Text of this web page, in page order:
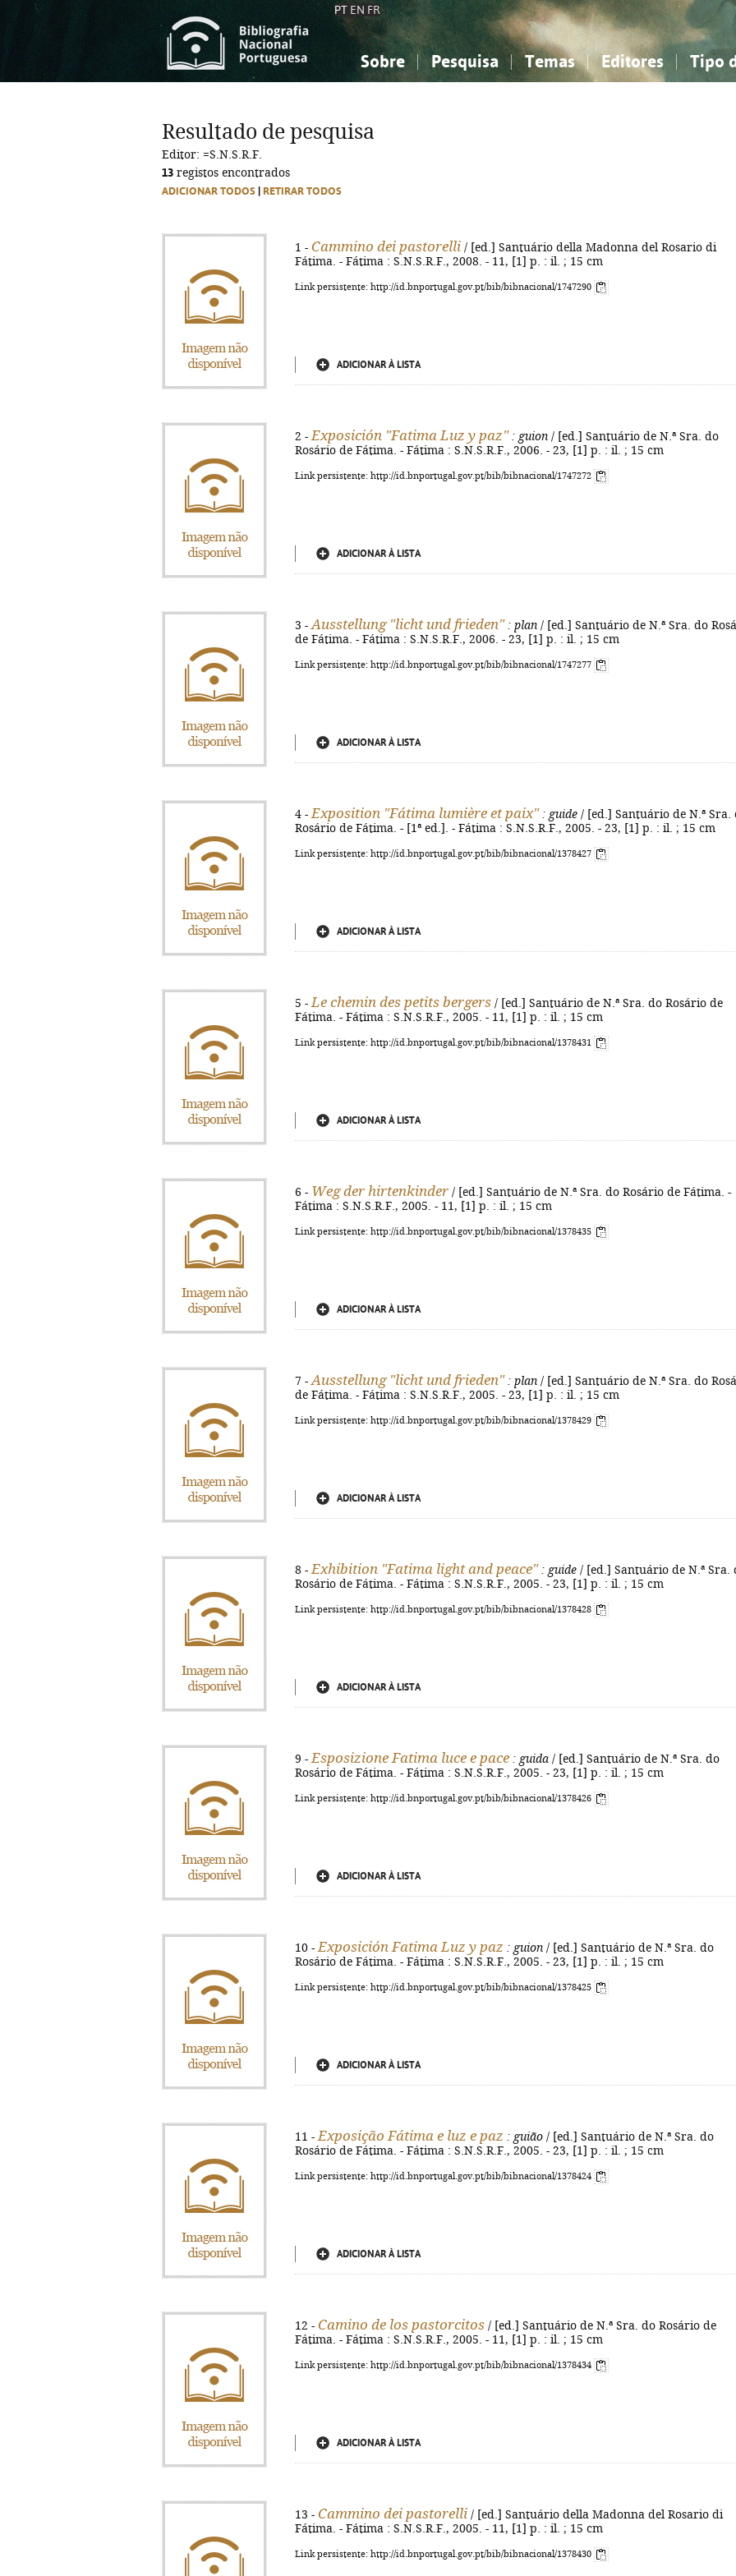
PT EN FR
Sobre Pesquisa Temas
Ciências sociais...
Editores Tipo
Ciências sociais...
Resultado de pesquisa
Editor: =S.N.S.R.F.
13 registos encontrados
ADICIONAR TODOS RETIRAR TODOS
1 - Cammino dei pastorelli / [ed.] Santuário della Madonna del Rosario di
Fátima. - Fátima : S.N.S.R.F., 2008. - 11, [1] p. : il. ; 15 cm
Link persistente: http://id.bnportugal.gov.pt/bib/bibnacional/1747290
ADICIONAR À LISTA
2 - Exposición "Fatima Luz y paz" : guion / [ed.] Santuário de N.ª Sra. do
Rosário de Fátima. - Fátima : S.N.S.R.F., 2006. - 23, [1] p. : il. ; 15 cm
Link persistente: http://id.bnportugal.gov.pt/bib/bibnacional/1747272
ADICIONAR À LISTA
3 - Ausstellung "licht und frieden" : plan / [ed.] Santuário de N.ª Sra. do
de Fátima. - Fátima : S.N.S.R.F., 2006. - 23, [1] p. : il. ; 15 cm
Link persistente: http://id.bnportugal.gov.pt/bib/bibnacional/1747277
ADICIONAR À LISTA
4 - Exposition "Fátima lumière et paix" : guide / [ed.] Santuário de N.ª Sra.
Rosário de Fátima. - [1ª ed.]. - Fátima : S.N.S.R.F., 2005. - 23, [1] p. : il. ; 15 cm
Link persistente: http://id.bnportugal.gov.pt/bib/bibnacional/1378427
ADICIONAR À LISTA
5 - Le chemin des petits bergers / [ed.] Santuário de N.ª Sra. do Rosário de
Fátima. - Fátima : S.N.S.R.F., 2005. - 11, [1] p. : il. ; 15 cm
Link persistente: http://id.bnportugal.gov.pt/bib/bibnacional/1378431
ADICIONAR À LISTA
6 - Weg der hirtenkinder / [ed.] Santuário de N.ª Sra. do Rosário de Fátima. -
Fátima : S.N.S.R.F., 2005. - 11, [1] p. : il. ; 15 cm
Link persistente: http://id.bnportugal.gov.pt/bib/bibnacional/1378435
ADICIONAR À LISTA
7 - Ausstellung "licht und frieden" : plan / [ed.] Santuário de N.ª Sra. do
de Fátima. - Fátima : S.N.S.R.F., 2005. - 23, [1] p. : il. ; 15 cm
Link persistente: http://id.bnportugal.gov.pt/bib/bibnacional/1378429
ADICIONAR À LISTA
8 - Exhibition "Fatima light and peace" : guide / [ed.] Santuário de N.ª Sra.
Rosário de Fátima. - Fátima : S.N.S.R.F., 2005. - 23, [1] p. : il. ; 15 cm
Link persistente: http://id.bnportugal.gov.pt/bib/bibnacional/1378428
ADICIONAR À LISTA
9 - Esposizione Fatima luce e pace : guida / [ed.] Santuário de N.ª Sra. do
Rosário de Fátima. - Fátima : S.N.S.R.F., 2005. - 23, [1] p. : il. ; 15 cm
Link persistente: http://id.bnportugal.gov.pt/bib/bibnacional/1378426
ADICIONAR À LISTA
10 - Exposición Fatima Luz y paz : guion / [ed.] Santuário de N.ª Sra. do
Rosário de Fátima. - Fátima : S.N.S.R.F., 2005. - 23, [1] p. : il. ; 15 cm
Link persistente: http://id.bnportugal.gov.pt/bib/bibnacional/1378425
ADICIONAR À LISTA
11 - Exposição Fátima e luz e paz : guião / [ed.] Santuário de N.ª Sra. do
Rosário de Fátima. - Fátima : S.N.S.R.F., 2005. - 23, [1] p. : il. ; 15 cm
Link persistente: http://id.bnportugal.gov.pt/bib/bibnacional/1378424
ADICIONAR À LISTA
12 - Camino de los pastorcitos / [ed.] Santuário de N.ª Sra. do Rosário de
Fátima. - Fátima : S.N.S.R.F., 2005. - 11, [1] p. : il. ; 15 cm
Link persistente: http://id.bnportugal.gov.pt/bib/bibnacional/1378434
ADICIONAR À LISTA
13 - Cammino dei pastorelli / [ed.] Santuário della Madonna del Rosario di
Fátima. - Fátima : S.N.S.R.F., 2005. - 11, [1] p. : il. ; 15 cm
Link persistente: http://id.bnportugal.gov.pt/bib/bibnacional/1378430